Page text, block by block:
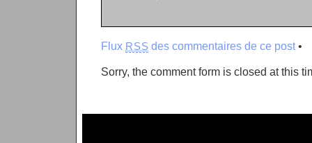
Flux RSS des commentaires de ce post•
Sorry, the comment form is closed at this